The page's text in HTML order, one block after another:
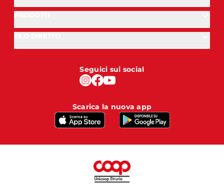
Seguici sui social
Scarica la nuova app